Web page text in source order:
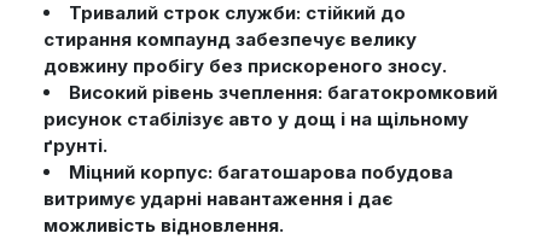
Тривалий строк служби: стійкий до
стирання компаунд забезпечує велику
довжину пробігу без прискореного зносу.
Високий рівень зчеплення: багатокромковий
рисунок стабілізує авто у дощ і на щільному
ґрунті.
Міцний корпус: багатошарова побудова
витримує ударні навантаження і дає
можливість відновлення.